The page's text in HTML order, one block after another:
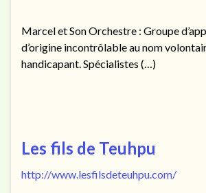
Marcel et Son Orchestre : Groupe
d’origine incontrôlable au nom
handicapant. Spécialistes (…)
Les fils de Teuhpu
http://www.lesfilsdeteuhpu.com/